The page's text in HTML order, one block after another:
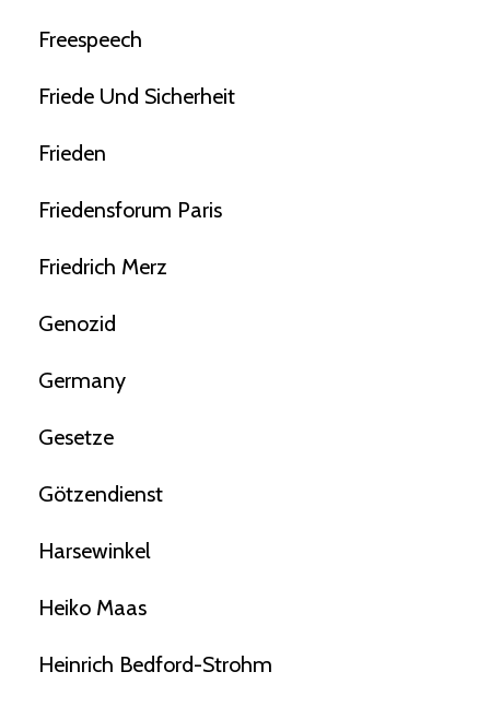
Freespeech
Friede Und Sicherheit
Frieden
Friedensforum Paris
Friedrich Merz
Genozid
Germany
Gesetze
Götzendienst
Harsewinkel
Heiko Maas
Heinrich Bedford-Strohm